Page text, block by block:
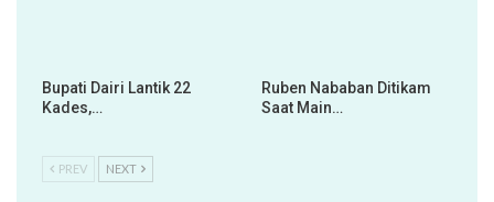
Bupati Dairi Lantik 22
Kades,…
Ruben Nababan Ditikam
Saat Main…
PREV NEXT